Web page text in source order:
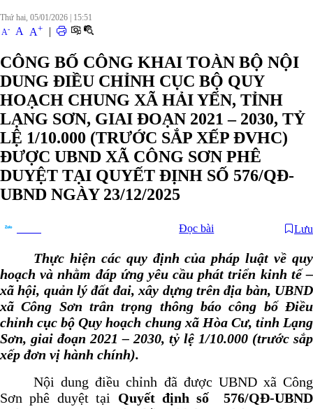
Thứ hai, 05/01/2026
15:51
A- A A+ |
CÔNG BỐ CÔNG KHAI TOÀN BỘ NỘI
DUNG ĐIỀU CHỈNH CỤC BỘ QUY
HOẠCH CHUNG XÃ HẢI YẾN, TỈNH
LẠNG SƠN, GIAI ĐOẠN 2021 – 2030, TỶ
LỆ 1/10.000 (TRƯỚC SẮP XẾP ĐVHC)
ĐƯỢC UBND XÃ CÔNG SƠN PHÊ
DUYỆT TẠI QUYẾT ĐỊNH SỐ 576/QĐ-
UBND NGÀY 23/12/2025
Đọc bài Lưu
Thực hiện các quy định của pháp luật về quy
hoạch và nhằm đáp ứng yêu cầu phát triển kinh tế –
xã hội, quản lý đất đai, xây dựng trên địa bàn, UBND
xã Công Sơn trân trọng thông báo công bố Điều
chỉnh cục bộ Quy hoạch chung xã Hòa Cư, tỉnh Lạng
Sơn, giai đoạn 2021 – 2030, tỷ lệ 1/10.000 (trước sắp
xếp đơn vị hành chính).
Nội dung điều chỉnh đã được UBND xã Công
Sơn phê duyệt tại Quyết định số 576/QĐ-UBND